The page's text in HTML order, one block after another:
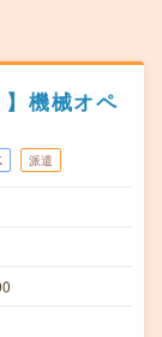
】機械オペ
派遣